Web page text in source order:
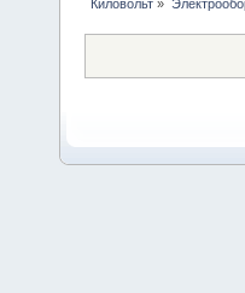
Киловольт »